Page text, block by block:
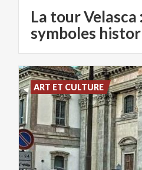
La tour Velasca
ART ET CULTURE